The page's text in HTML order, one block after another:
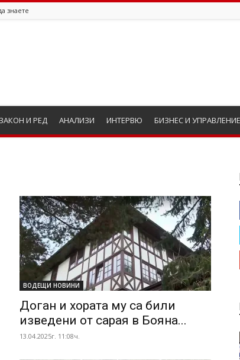
знаете
ЗАКОН И РЕД АНАЛИЗИ ИНТЕРВЮ БИЗНЕС И УПРАВЛЕНИЕ
ВОДЕЩИ НОВИНИ
Доган и хората му са били
изведени от сарая в Бояна...
13.04.2025г. 11:08ч.